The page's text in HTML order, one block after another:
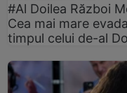
#Al Doilea Război
Cea mai mare
timpul celui de-al